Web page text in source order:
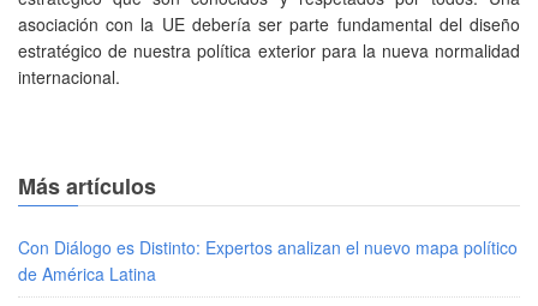
asociación con la UE debería ser parte fundamental del diseño
estratégico de nuestra política exterior para la nueva normalidad
internacional.
Más artículos
Con Diálogo es Distinto: Expertos analizan el nuevo mapa político
de América Latina